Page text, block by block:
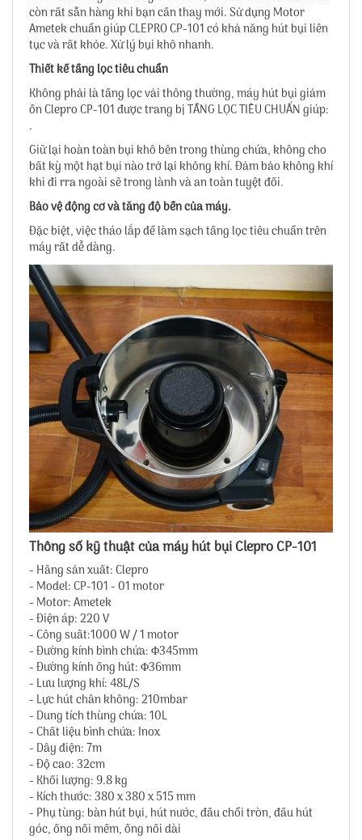
còn rất sẵn hàng khi bạn cần thay mới. Sử dụng Motor
Ametek chuẩn giúp CLEPRO CP-101 có khả năng hút bụi liên
tục và rất khỏe. Xử lý bụi khô nhanh.
Thiết kế tầng lọc tiêu chuẩn
Không phải là tầng lọc vải thông thường, máy hút bụi giảm
ồn Clepro CP-101 được trang bị TẦNG LỌC TIÊU CHUẨN giúp:
.
Giữ lại hoàn toàn bụi khô bên trong thùng chứa, không cho
bất kỳ một hạt bụi nào trở lại không khí. Đảm bảo không khí
khi đi rra ngoài sẽ trong lành và an toàn tuyệt đối.
Bảo vệ động cơ và tăng độ bền của máy.
Đặc biệt, việc tháo lắp để làm sạch tầng lọc tiêu chuẩn trên
máy rất dễ dàng.
Thông số kỹ thuật của máy hút bụi Clepro CP-101
- Hãng sản xuất: Clepro
- Model: CP-101 - 01 motor
- Motor: Ametek
- Điện áp: 220 V
- Công suất:1000 W / 1 motor
- Đường kính bình chứa: Φ345mm
- Đường kính ống hút: Φ36mm
- Lưu lượng khí: 48L/S
- Lực hút chân không: 210mbar
- Dung tích thùng chứa: 10L
- Chất liệu bình chứa: Inox
- Dây điện: 7m
- Độ cao: 32cm
- Khối lượng: 9.8 kg
- Kích thước: 380 x 380 x 515 mm
- Phụ tùng: bàn hút bụi, hút nước, đầu chổi tròn, đầu hút
góc, ống nối mềm, ống nối dài